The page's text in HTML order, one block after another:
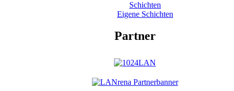
Schichten
Eigene Schichten
Partner